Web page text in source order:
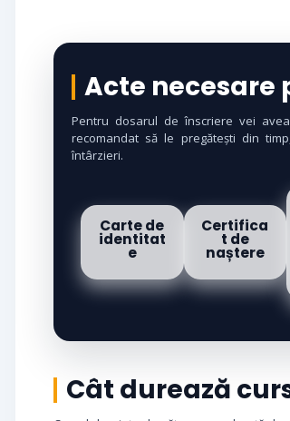
Acte necesare
Pentru dosarul de înscriere vei
recomandat să le pregătești din
întârzieri.
Carte de
identitat
e
Certifica
t de
naștere
Cât durează